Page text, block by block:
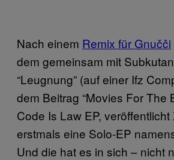
Nach einem Remix für Gnučči
dem gemeinsam mit
“Leugnung” (auf einer Ifz
dem Beitrag “Movies For The
Code Is Law EP, veröffentlicht
erstmals eine Solo-EP
Und die hat es in sich – nicht